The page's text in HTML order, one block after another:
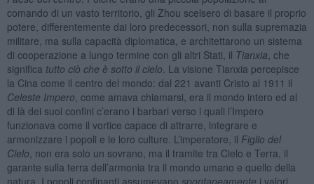
comando di un vasto territorio, gli Zhou scelsero di basare il proprio
potere, differentemente dai loro predecessori, non sulla supremazia
militare, ma sulla capacità diplomatica, e architettarono un sistema
di cooperazione a lungo termine con gli altri Stati, il Tianxia , che
significa tutto ciò che è sotto il cielo . La visione Tianxia percepisce
la Cina come il centro del mondo: dal 221 avanti Cristo al 1911 il
Celeste Impero , come amava chiamarsi, era il mondo intero ed al
di là dei suoi confini c’erano i barbari verso i quali l’Impero
funzionava come il vortice capace di attrarre, integrare e
armonizzare i popoli e le loro culture. L’imperatore, il Figlio del
Cielo , non era solo un sovrano, ma il tramite tra Cielo e Terra, il
garante sulla terra dell’armonia tra il mondo umano e quello della
natura. I popoli confinanti assumevano spontaneamente i valori